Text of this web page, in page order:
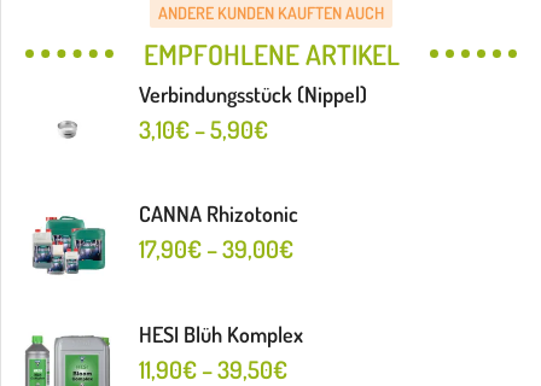
ANDERE KUNDEN KAUFTEN AUCH
EMPFOHLENE ARTIKEL
Verbindungsstück (Nippel)
3,10€–5,90€
CANNA Rhizotonic
17,90€–39,00€
HESI Blüh Komplex
11,90€–39,50€